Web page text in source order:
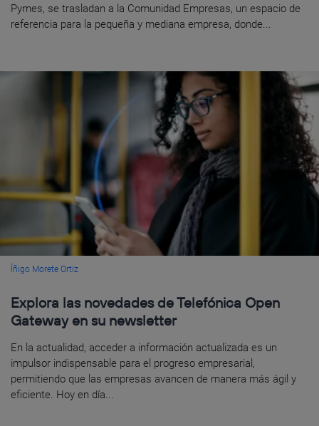
Pymes, se trasladan a la Comunidad Empresas, un espacio de
referencia para la pequeña y mediana empresa, donde...
Íñigo Morete Ortiz
Explora las novedades de Telefónica Open
Gateway en su newsletter
En la actualidad, acceder a información actualizada es un
impulsor indispensable para el progreso empresarial,
permitiendo que las empresas avancen de manera más ágil y
eficiente. Hoy en día...